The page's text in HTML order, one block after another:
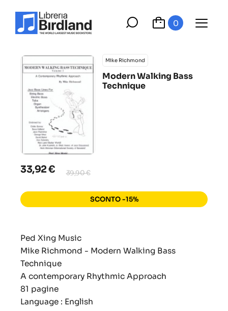
0
Mike Richmond
Modern Walking Bass
Technique
33,92 € 39,90 €
SCONTO -15%
Ped Xing Music
Mike Richmond - Modern Walking Bass
Technique
A contemporary Rhythmic Approach
81 pagine
Language : English